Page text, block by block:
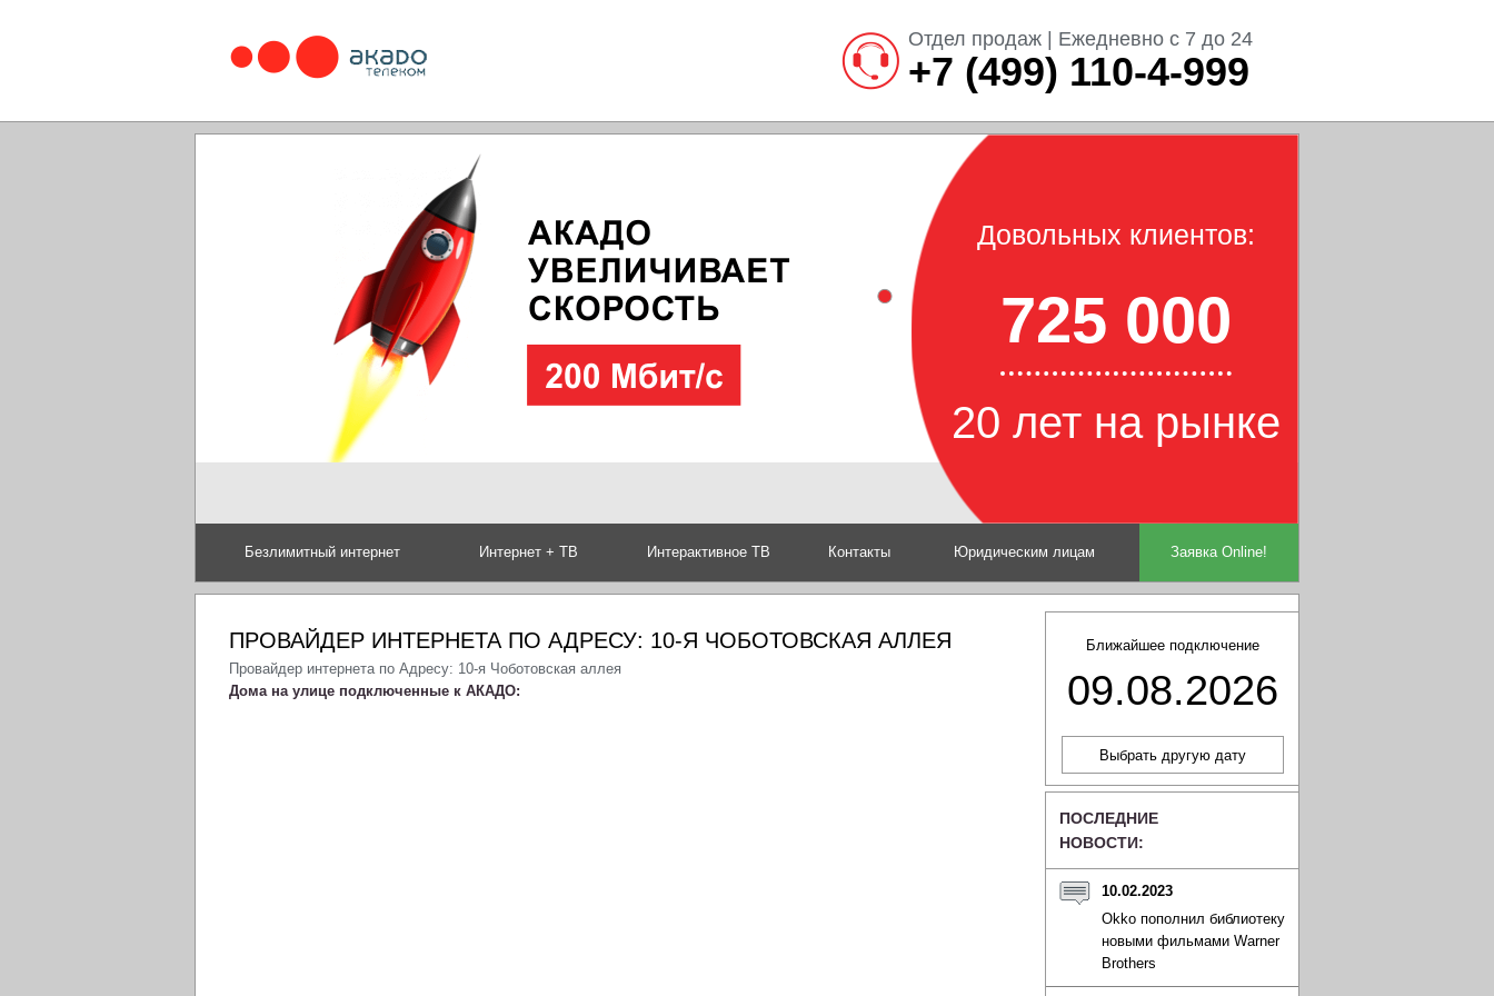
Отдел продаж | Ежедневно с 7 до 24
+7 (499) 110-4-999
Довольных клиентов:
725 000
20 лет на рынке
Безлимитный интернет Интернет + ТВ Интерактивное ТВ Контакты Юридическим лицам Заявка Online!
Ближайшее подключение
09.08.2026
ПОСЛЕДНИЕ
НОВОСТИ:
10.02.2023
Okko пополнил библиотеку
новыми фильмами Warner
Brothers
ПРОВАЙДЕР ИНТЕРНЕТА ПО АДРЕСУ: 10-Я ЧОБОТОВСКАЯ АЛЛЕЯ
Провайдер интернета по Адресу: 10-я Чоботовская аллея
Дома на улице подключенные к АКАДО: